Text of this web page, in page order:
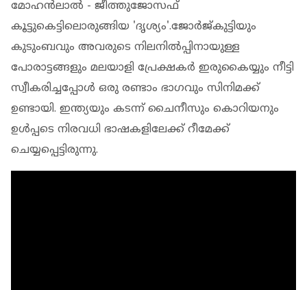
മോഹന്‍ലാല്‍ - ജീത്തുജോസഫ്
കൂട്ടുകെട്ടിലൊരുങ്ങിയ 'ദൃശ്യം'.ജോര്‍ജ്കുട്ടിയും
കുടുംബവും അവരുടെ നിലനില്‍പ്പിനായുള്ള
പോരാട്ടങ്ങളും മലയാളി പ്രേക്ഷകര്‍ ഇരുകൈയ്യും നീട്ടി
സ്വീകരിച്ചപ്പോള്‍ ഒരു രണ്ടാം ഭാഗവും സിനിമക്ക്
ഉണ്ടായി. ഇന്ത്യയും കടന്ന് ചൈനീസും കൊറിയനും
ഉള്‍പ്പടെ നിരവധി ഭാഷകളിലേക്ക് റീമേക്ക്
ചെയ്യപ്പെട്ടിരുന്നു.